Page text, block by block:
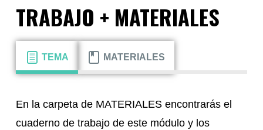
TRABAJO + MATERIALES
TEMA MATERIALES
En la carpeta de MATERIALES encontrarás el
cuaderno de trabajo de este módulo y los